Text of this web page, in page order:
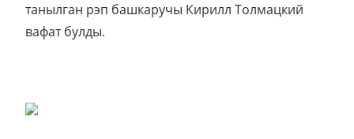
танылган рэп башкаручы Кирилл Толмацкий
вафат булды.